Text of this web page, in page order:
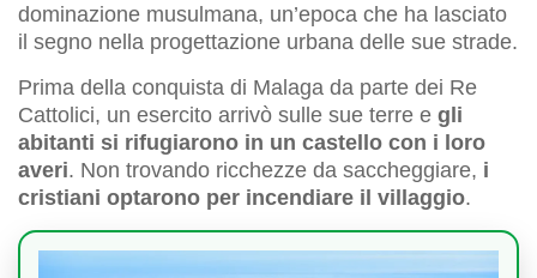
dominazione musulmana, un’epoca che ha lasciato
il segno nella progettazione urbana delle sue strade.
Prima della conquista di Malaga da parte dei Re
Cattolici, un esercito arrivò sulle sue terre e gli
abitanti si rifugiarono in un castello con i loro
averi. Non trovando ricchezze da saccheggiare, i
cristiani optarono per incendiare il villaggio.